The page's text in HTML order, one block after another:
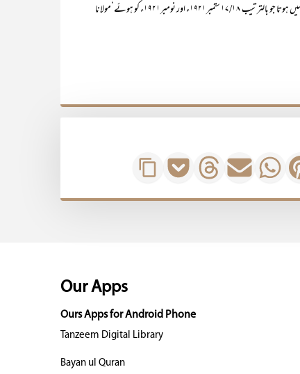
سے پہلے ہو چکی تھی تو مجلس منتظمہ کا اجلاس اور سالانہ اجلاس لاہور کا تو سوال ہی پیدا نہیں ہوتا جو بالترتیب ۱۷/۱۸ ستمبر۱۹۲۱ء اور نومبر۱۹۲۱ء کو ہوئے‘مولانا
Our Apps
Ours Apps for Android Phone
Tanzeem Digital Library
Bayan ul Quran